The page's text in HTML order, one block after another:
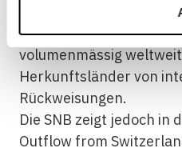
diesen Diskussionen
steht es doch nach
volumenmässig
Herkunftsländer von
Rückweisungen.
Die SNB zeigt jedoch in
Outflow from